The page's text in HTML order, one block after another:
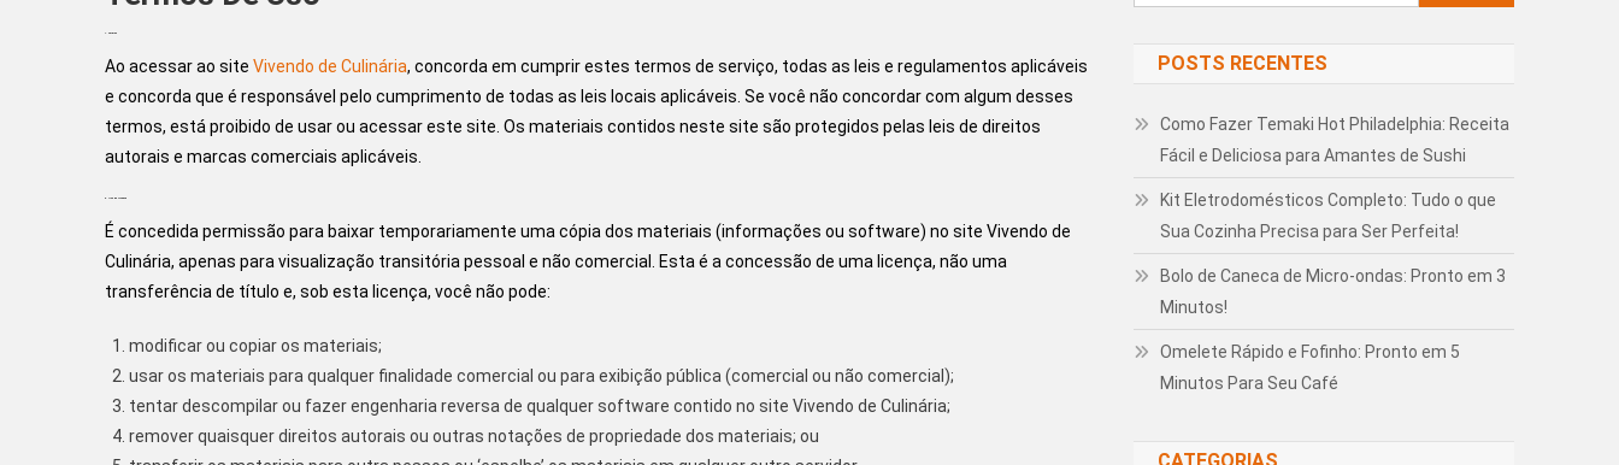
Ao acessar ao site Vivendo de Culinária, concorda em cumprir estes termos de serviço, todas as leis e regulamentos aplicáveis ​​
e concorda que é responsável pelo cumprimento de todas as leis locais aplicáveis. Se você não concordar com algum desses
termos, está proibido de usar ou acessar este site. Os materiais contidos neste site são protegidos pelas leis de direitos
autorais e marcas comerciais aplicáveis.
É concedida permissão para baixar temporariamente uma cópia dos materiais (informações ou software) no site Vivendo de
Culinária, apenas para visualização transitória pessoal e não comercial. Esta é a concessão de uma licença, não uma
transferência de título e, sob esta licença, você não pode:
modificar ou copiar os materiais;
usar os materiais para qualquer finalidade comercial ou para exibição pública (comercial ou não comercial);
tentar descompilar ou fazer engenharia reversa de qualquer software contido no site Vivendo de Culinária;
remover quaisquer direitos autorais ou outras notações de propriedade dos materiais; ou
por:
POSTS RECENTES
Como Fazer Temaki Hot Philadelphia: Receita
Fácil e Deliciosa para Amantes de Sushi
Kit Eletrodomésticos Completo: Tudo o que
Sua Cozinha Precisa para Ser Perfeita!
Bolo de Caneca de Micro-ondas: Pronto em 3
Minutos!
Omelete Rápido e Fofinho: Pronto em 5
Minutos Para Seu Café